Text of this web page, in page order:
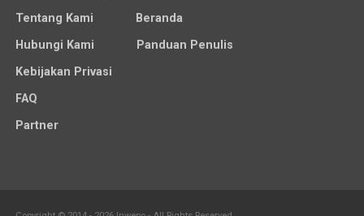
Tentang Kami
Beranda
Hubungi Kami
Panduan Penulis
Kebijakan Privasi
FAQ
Partner